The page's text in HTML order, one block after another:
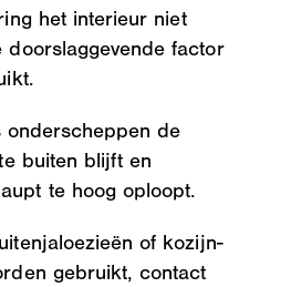
het interieur niet
factor
onderscheppen de
buiten blijft en
te hoog oploopt.
of kozijn-
gebruikt, contact